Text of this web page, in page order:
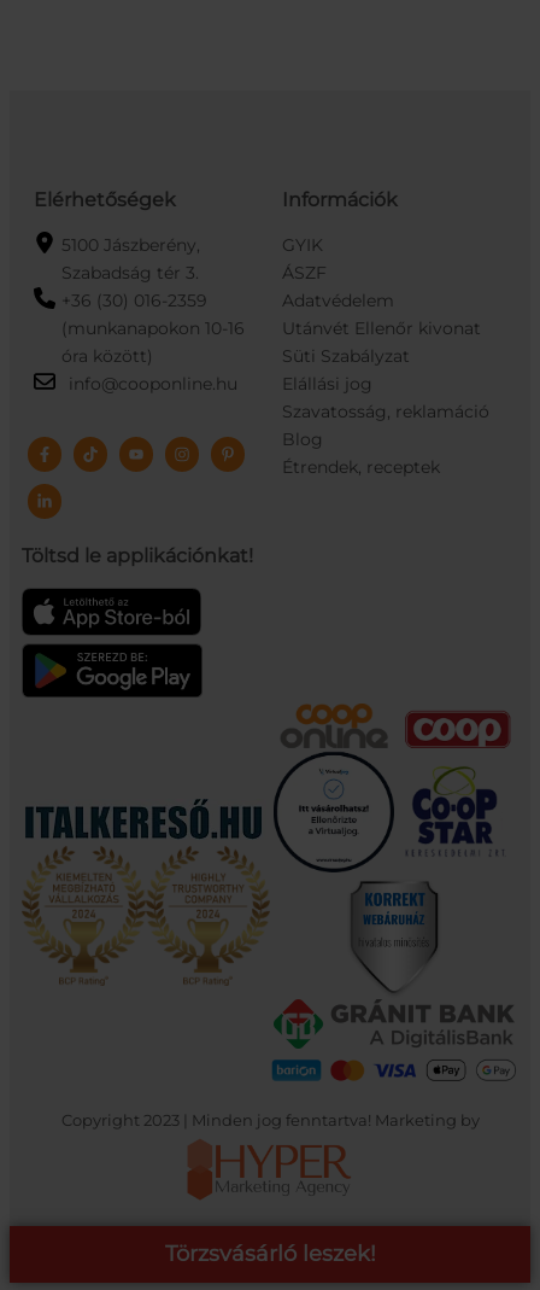
Elérhetőségek
5100 Jászberény,
Szabadság tér 3.
+36 (30) 016-2359
(munkanapokon 10-16
óra között)
info@cooponline.hu
Töltsd le applikációnkat!
Információk
GYIK
ÁSZF
Adatvédelem
Utánvét Ellenőr kivonat
Süti Szabályzat
Elállási jog
Szavatosság, reklamáció
Blog
Étrendek, receptek
Copyright 2023 | Minden jog fenntartva! Marketing by
Törzsvásárló leszek!